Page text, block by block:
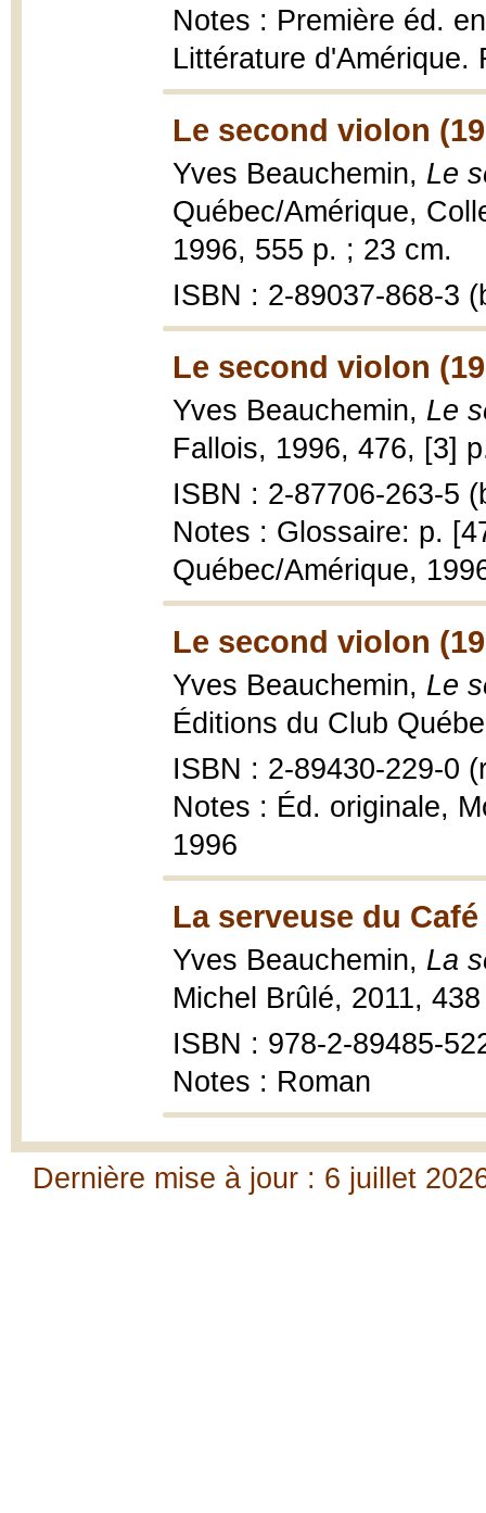
Notes : Première éd.
Littérature d'Amérique.
Le second violon
Yves Beauchemin, Le
Québec/Amérique,
1996, 555 p. ; 23 cm.
ISBN : 2-89037-868-3
Le second violon
Yves Beauchemin, Le
Fallois, 1996, 476, [3]
ISBN : 2-87706-263-5
Notes : Glossaire: p.
Québec/Amérique,
Le second violon
Yves Beauchemin, Le
Éditions du Club
ISBN : 2-89430-229-0
Notes : Éd. originale,
1996
La serveuse du
Yves Beauchemin, La
Michel Brûlé, 2011,
ISBN : 978-2-89485-
Notes : Roman
Dernière mise à jour : 6 juillet